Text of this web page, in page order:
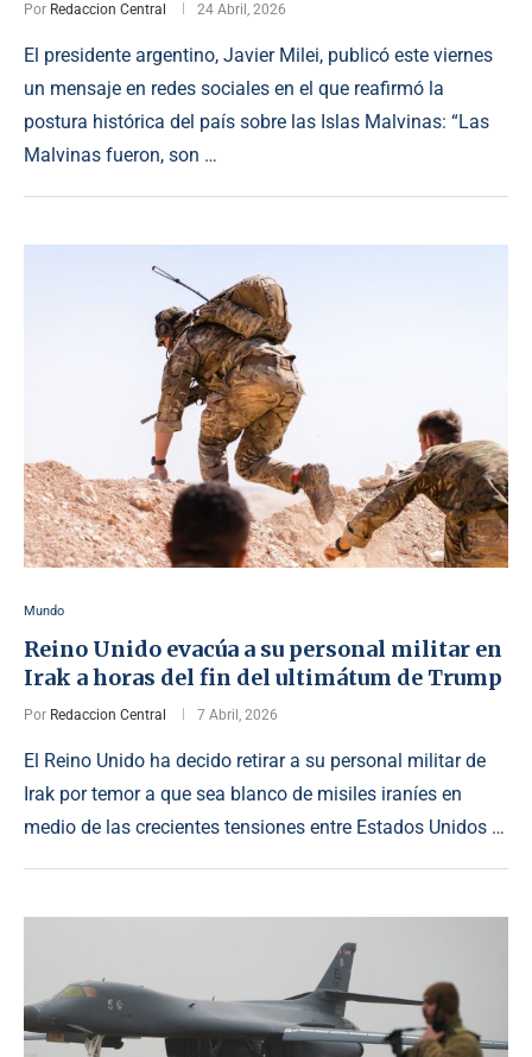
Por Redaccion Central 24 Abril, 2026
El presidente argentino, Javier Milei, publicó este viernes
un mensaje en redes sociales en el que reafirmó la
postura histórica del país sobre las Islas Malvinas: “Las
Malvinas fueron, son …
Mundo
Reino Unido evacúa a su personal militar en
Irak a horas del fin del ultimátum de Trump
Por Redaccion Central 7 Abril, 2026
El Reino Unido ha decido retirar a su personal militar de
Irak por temor a que sea blanco de misiles iraníes en
medio de las crecientes tensiones entre Estados Unidos …